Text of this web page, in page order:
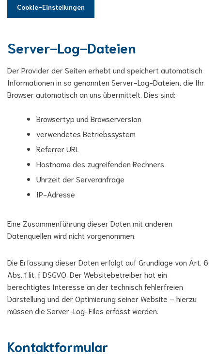
Cookie-Einstellungen
Server-Log-Dateien
Der Provider der Seiten erhebt und speichert automatisch
Informationen in so genannten Server-Log-Dateien, die Ihr
Browser automatisch an uns übermittelt. Dies sind:
Browsertyp und Browserversion
verwendetes Betriebssystem
Referrer URL
Hostname des zugreifenden Rechners
Uhrzeit der Serveranfrage
IP-Adresse
Eine Zusammenführung dieser Daten mit anderen
Datenquellen wird nicht vorgenommen.
Die Erfassung dieser Daten erfolgt auf Grundlage von Art. 6
Abs. 1 lit. f DSGVO. Der Websitebetreiber hat ein
berechtigtes Interesse an der technisch fehlerfreien
Darstellung und der Optimierung seiner Website – hierzu
müssen die Server-Log-Files erfasst werden.
Kontaktformular